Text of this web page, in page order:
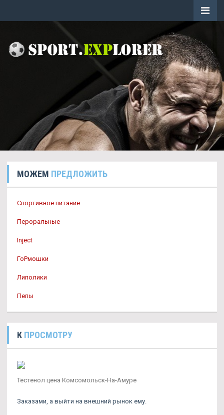
МОЖЕМ ПРЕДЛОЖИТЬ
Спортивное питание
Пероральные
Inject
ГоРмошки
Липолики
Пепы
К ПРОСМОТРУ
Тестенол цена Комсомольск-На-Амуре
Заказами, а выйти на внешний рынок ему.